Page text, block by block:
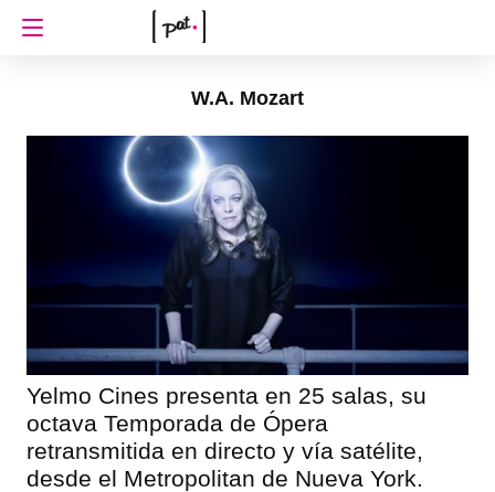
W.A. Mozart
Yelmo Cines presenta en 25 salas, su
octava Temporada de Ópera
retransmitida en directo y vía satélite,
desde el Metropolitan de Nueva York.